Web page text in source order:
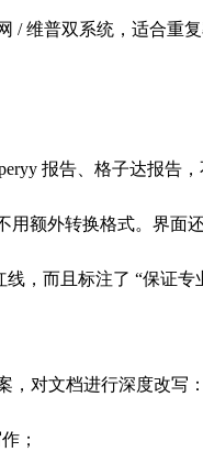
/ 维普双系统，适合重
报告、格子达报告
额外转换格式。界面
，而且标注了 “保证
，对文档进行深度改写：
；